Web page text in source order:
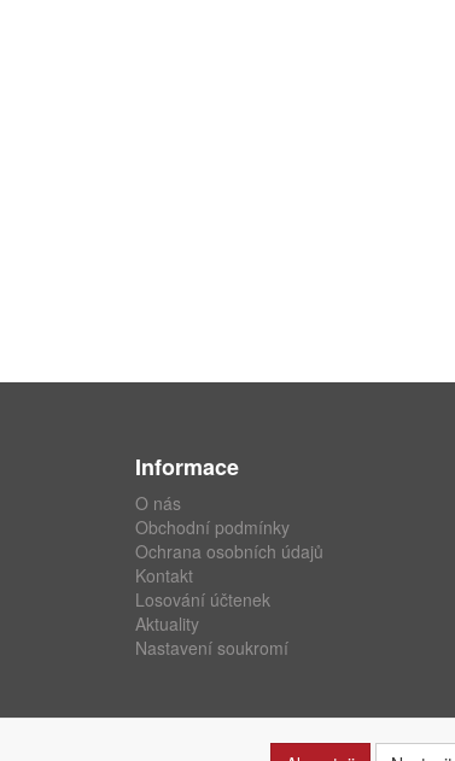
Informace
O nás
Obchodní podmínky
Ochrana osobních údajů
Kontakt
Losování účtenek
Aktuality
Nastavení soukromí